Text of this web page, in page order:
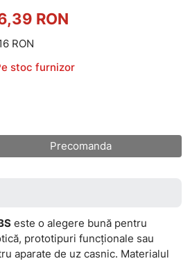
RON
RON
stoc furnizor
Precomanda
este o alegere bună pentru
prototipuri funcționale sau
aparate de uz casnic. Materialul